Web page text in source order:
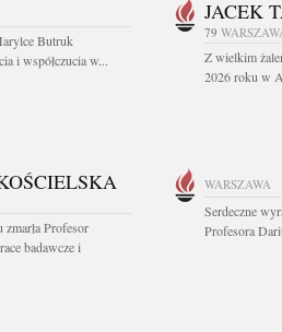
Butruk
i współczucia w...
JACEK
79
Z wielkim
2026 roku w
Profesor
badawcze i
WARSZAWA
Serdeczne
Profesora